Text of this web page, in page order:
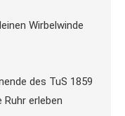
Wirbelwinde
des TuS 1859
Ruhr erleben